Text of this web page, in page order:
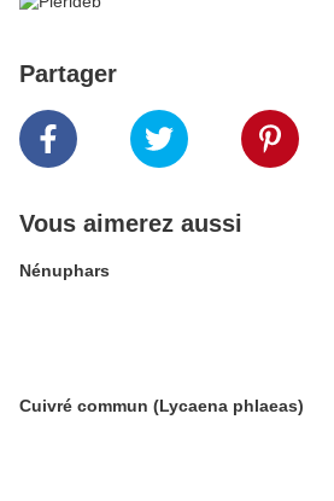
Partager
Vous aimerez aussi
Nénuphars
Cuivré commun (Lycaena phlaeas)